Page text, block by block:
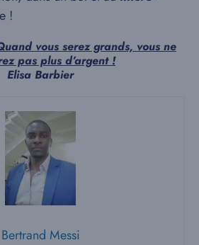
!
vous serez grands, vous ne
pas plus d’argent !
Elisa Barbier
Bertrand Messi